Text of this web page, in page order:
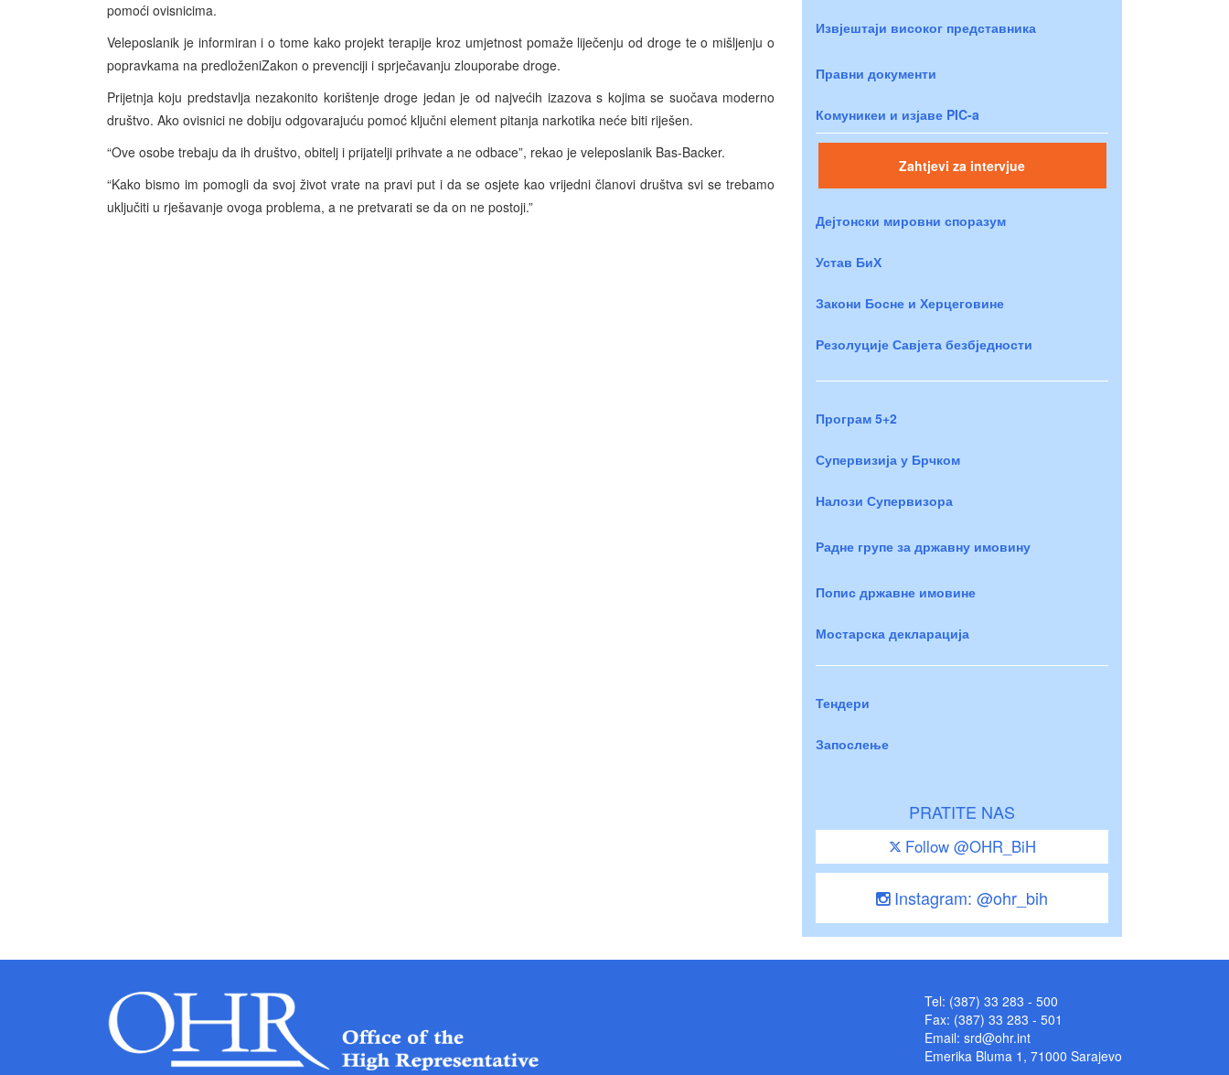
pomoći ovisnicima.
Veleposlanik je informiran i o tome kako projekt terapije kroz umjetnost pomaže liječenju od droge te o mišljenju o
popravkama na predloženiZakon o prevenciji i sprječavanju zlouporabe droge.
Prijetnja koju predstavlja nezakonito korištenje droge jedan je od najvećih izazova s kojima se suočava moderno
društvo. Ako ovisnici ne dobiju odgovarajuću pomoć ključni element pitanja narkotika neće biti riješen.
“Ove osobe trebaju da ih društvo, obitelj i prijatelji prihvate a ne odbace”, rekao je veleposlanik Bas-Backer.
“Kako bismo im pomogli da svoj život vrate na pravi put i da se osjete kao vrijedni članovi društva svi se trebamo
uključiti u rješavanje ovoga problema, a ne pretvarati se da on ne postoji.”
Извјештаји високог представника
Правни документи
Комуникеи и изјаве PIC-a
Zahtjevi za intervjue
Дејтонски мировни споразум
Устав БиХ
Закони Босне и Херцеговине
Резолуције Савјета безбједности
Програм 5+2
Супервизија у Брчком
Налози Супервизора
Радне групе за државну имовину
Попис државне имовине
Мостарска декларација
Тендери
Запослење
PRATITE NAS
Follow @OHR_BiH
Instagram: @ohr_bih
Tel: (387) 33 283 - 500
Fax: (387) 33 283 - 501
Email: srd@ohr.int
Emerika Bluma 1, 71000 Sarajevo